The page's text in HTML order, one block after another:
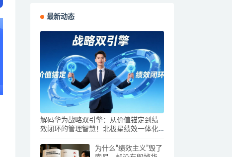
最新动态
解码华为战略双引擎：从价值锚定到绩
效闭环的管理智慧！北极星绩效一体化
为什么“绩效主义”毁了